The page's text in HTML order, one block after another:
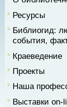
Ресурсы
Библиогид:
события,
Краеведение
Проекты
Наша
Выставки on-